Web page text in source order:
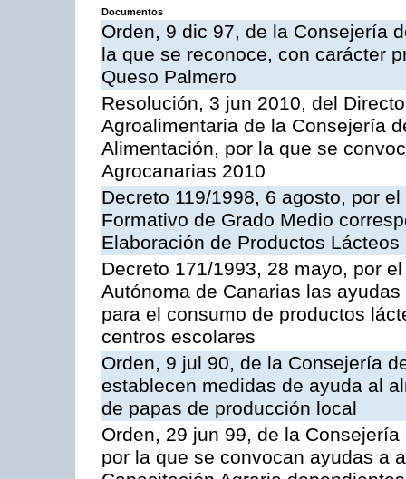
Documentos
Orden, 9 dic 97, de la Consejería
la que se reconoce, con carácter
Queso Palmero
Resolución, 3 jun 2010, del
Agroalimentaria de la Consejería
Alimentación, por la que se
Agrocanarias 2010
Decreto 119/1998, 6 agosto, por
Formativo de Grado Medio
Elaboración de Productos Lácteos
Decreto 171/1993, 28 mayo, por
Autónoma de Canarias las
para el consumo de productos
centros escolares
Orden, 9 jul 90, de la Consejería
establecen medidas de ayuda al
de papas de producción local
Orden, 29 jun 99, de la
por la que se convocan ayudas a